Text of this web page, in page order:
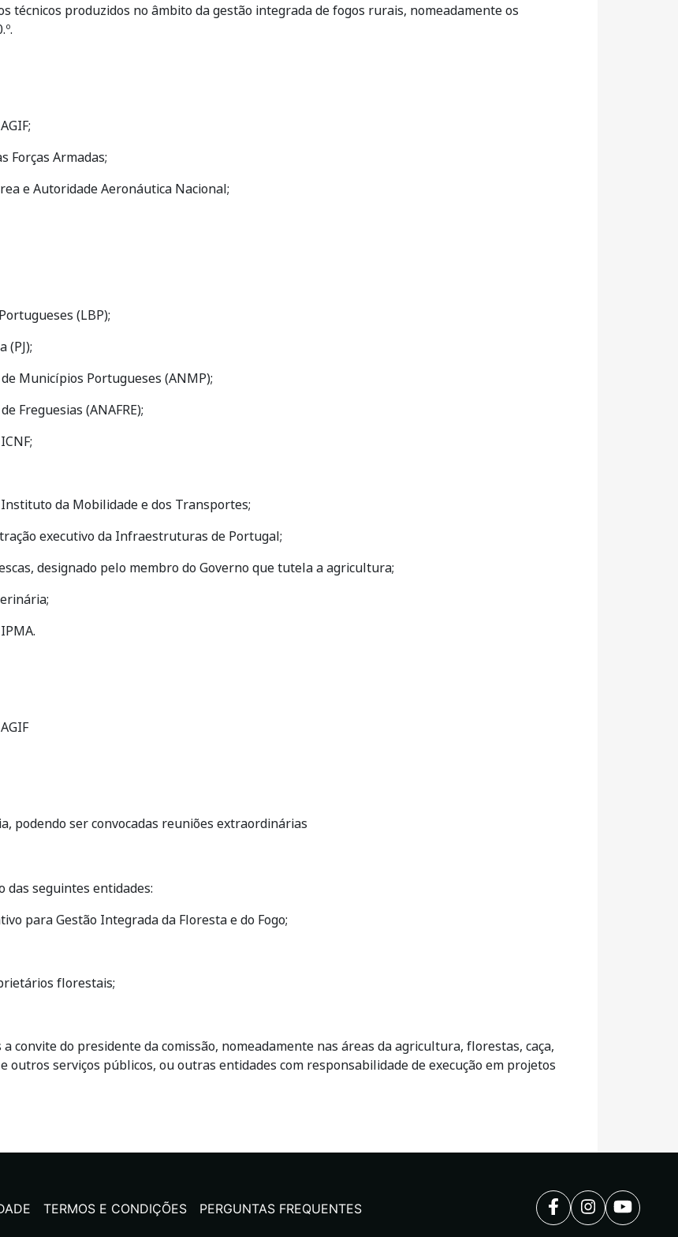
técnicos produzidos no âmbito da gestão integrada de fogos rurais, nomeadamente os
Forças Armadas;
e Autoridade Aeronáutica Nacional;
(LBP);
(PJ);
Municípios Portugueses (ANMP);
Freguesias (ANAFRE);
da Mobilidade e dos Transportes;
executivo da Infraestruturas de Portugal;
designado pelo membro do Governo que tutela a agricultura;
podendo ser convocadas reuniões extraordinárias
das seguintes entidades:
para Gestão Integrada da Floresta e do Fogo;
florestais;
convite do presidente da comissão, nomeadamente nas áreas da agricultura, florestas, caça,
outros serviços públicos, ou outras entidades com responsabilidade de execução em projetos
TERMOS E CONDIÇÕES PERGUNTAS FREQUENTES